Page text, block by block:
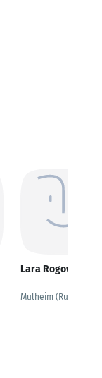
Lara Rogowski
---
Mülheim (Ruhr)